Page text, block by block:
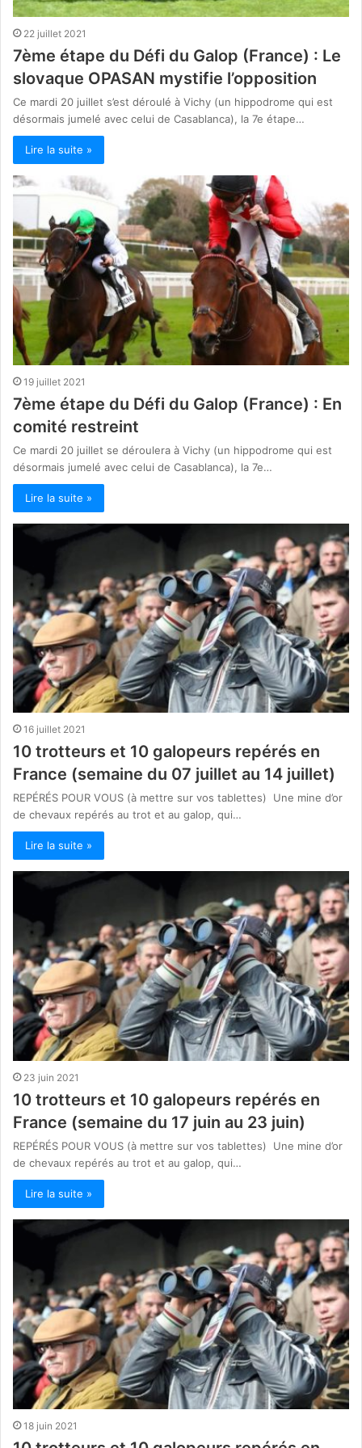
22 juillet 2021
7ème étape du Défi du Galop (France) : Le
slovaque OPASAN mystifie l’opposition
Ce mardi 20 juillet s’est déroulé à Vichy (un hippodrome qui est
désormais jumelé avec celui de Casablanca), la 7e étape…
Lire la suite »
19 juillet 2021
7ème étape du Défi du Galop (France) : En
comité restreint
Ce mardi 20 juillet se déroulera à Vichy (un hippodrome qui est
désormais jumelé avec celui de Casablanca), la 7e…
Lire la suite »
16 juillet 2021
10 trotteurs et 10 galopeurs repérés en
France (semaine du 07 juillet au 14 juillet)
REPÉRÉS POUR VOUS (à mettre sur vos tablettes) Une mine d’or
de chevaux repérés au trot et au galop, qui…
Lire la suite »
23 juin 2021
10 trotteurs et 10 galopeurs repérés en
France (semaine du 17 juin au 23 juin)
REPÉRÉS POUR VOUS (à mettre sur vos tablettes) Une mine d’or
de chevaux repérés au trot et au galop, qui…
Lire la suite »
18 juin 2021